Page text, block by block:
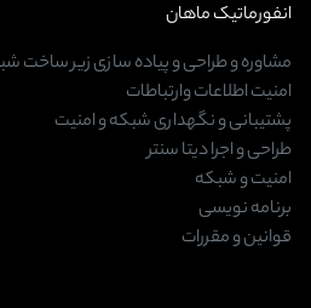
انفورماتیک ماهان
مشاوره و طراحی و پیاده سازی زیر ساخت
امنیت اطلاعات وارتباطات
پشتیبانی و نگهداری شبکه و امنیت
طراحی و اجرا دیتا سنتر
امنیت و شبکه
برنامه نویسی
قوانین و مقررات